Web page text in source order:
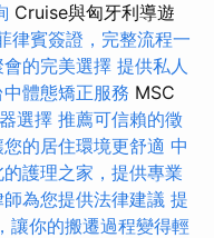
Cruise與匈牙利導遊
律賓簽證，完整流程一
的完美選擇 提供私人
中體態矯正服務 MSC
選擇 推薦可信賴的徵
的居住環境更舒適 中
的護理之家，提供專業
為您提供法律建議 提
讓你的搬遷過程變得輕